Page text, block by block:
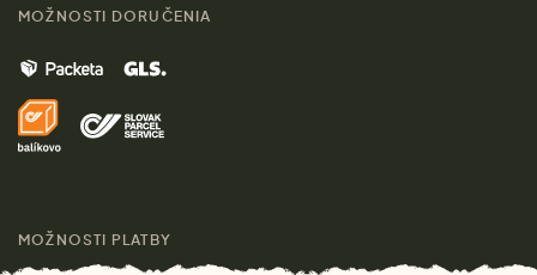
Kontakt
Značky
Pre médiá
Muži
Domov
Darčeky
Doprava a platba
MOŽNOSTI DORUČENIA
MOŽNOSTI PLATBY